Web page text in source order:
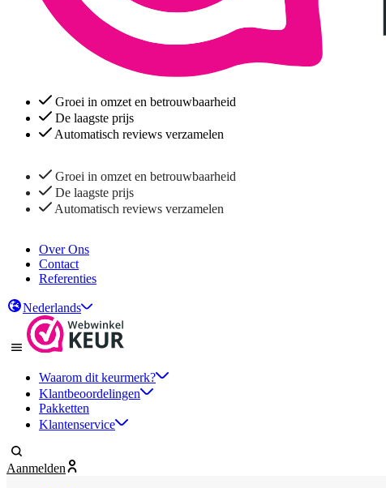
Groei in omzet en betrouwbaarheid
De laagste prijs
Automatisch reviews verzamelen
Groei in omzet en betrouwbaarheid
De laagste prijs
Automatisch reviews verzamelen
Over Ons
Contact
Referenties
Nederlands
Waarom dit keurmerk?
Klantbeoordelingen
Pakketten
Klantenservice
Aanmelden